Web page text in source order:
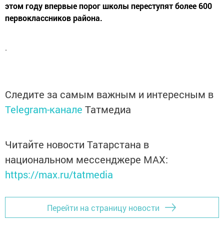
этом году впервые порог школы переступят более 600
первоклассников района.
.
Следите за самым важным и интересным в
Telegram-канале Татмедиа
Читайте новости Татарстана в
национальном мессенджере MАХ:
https://max.ru/tatmedia
Перейти на страницу новости